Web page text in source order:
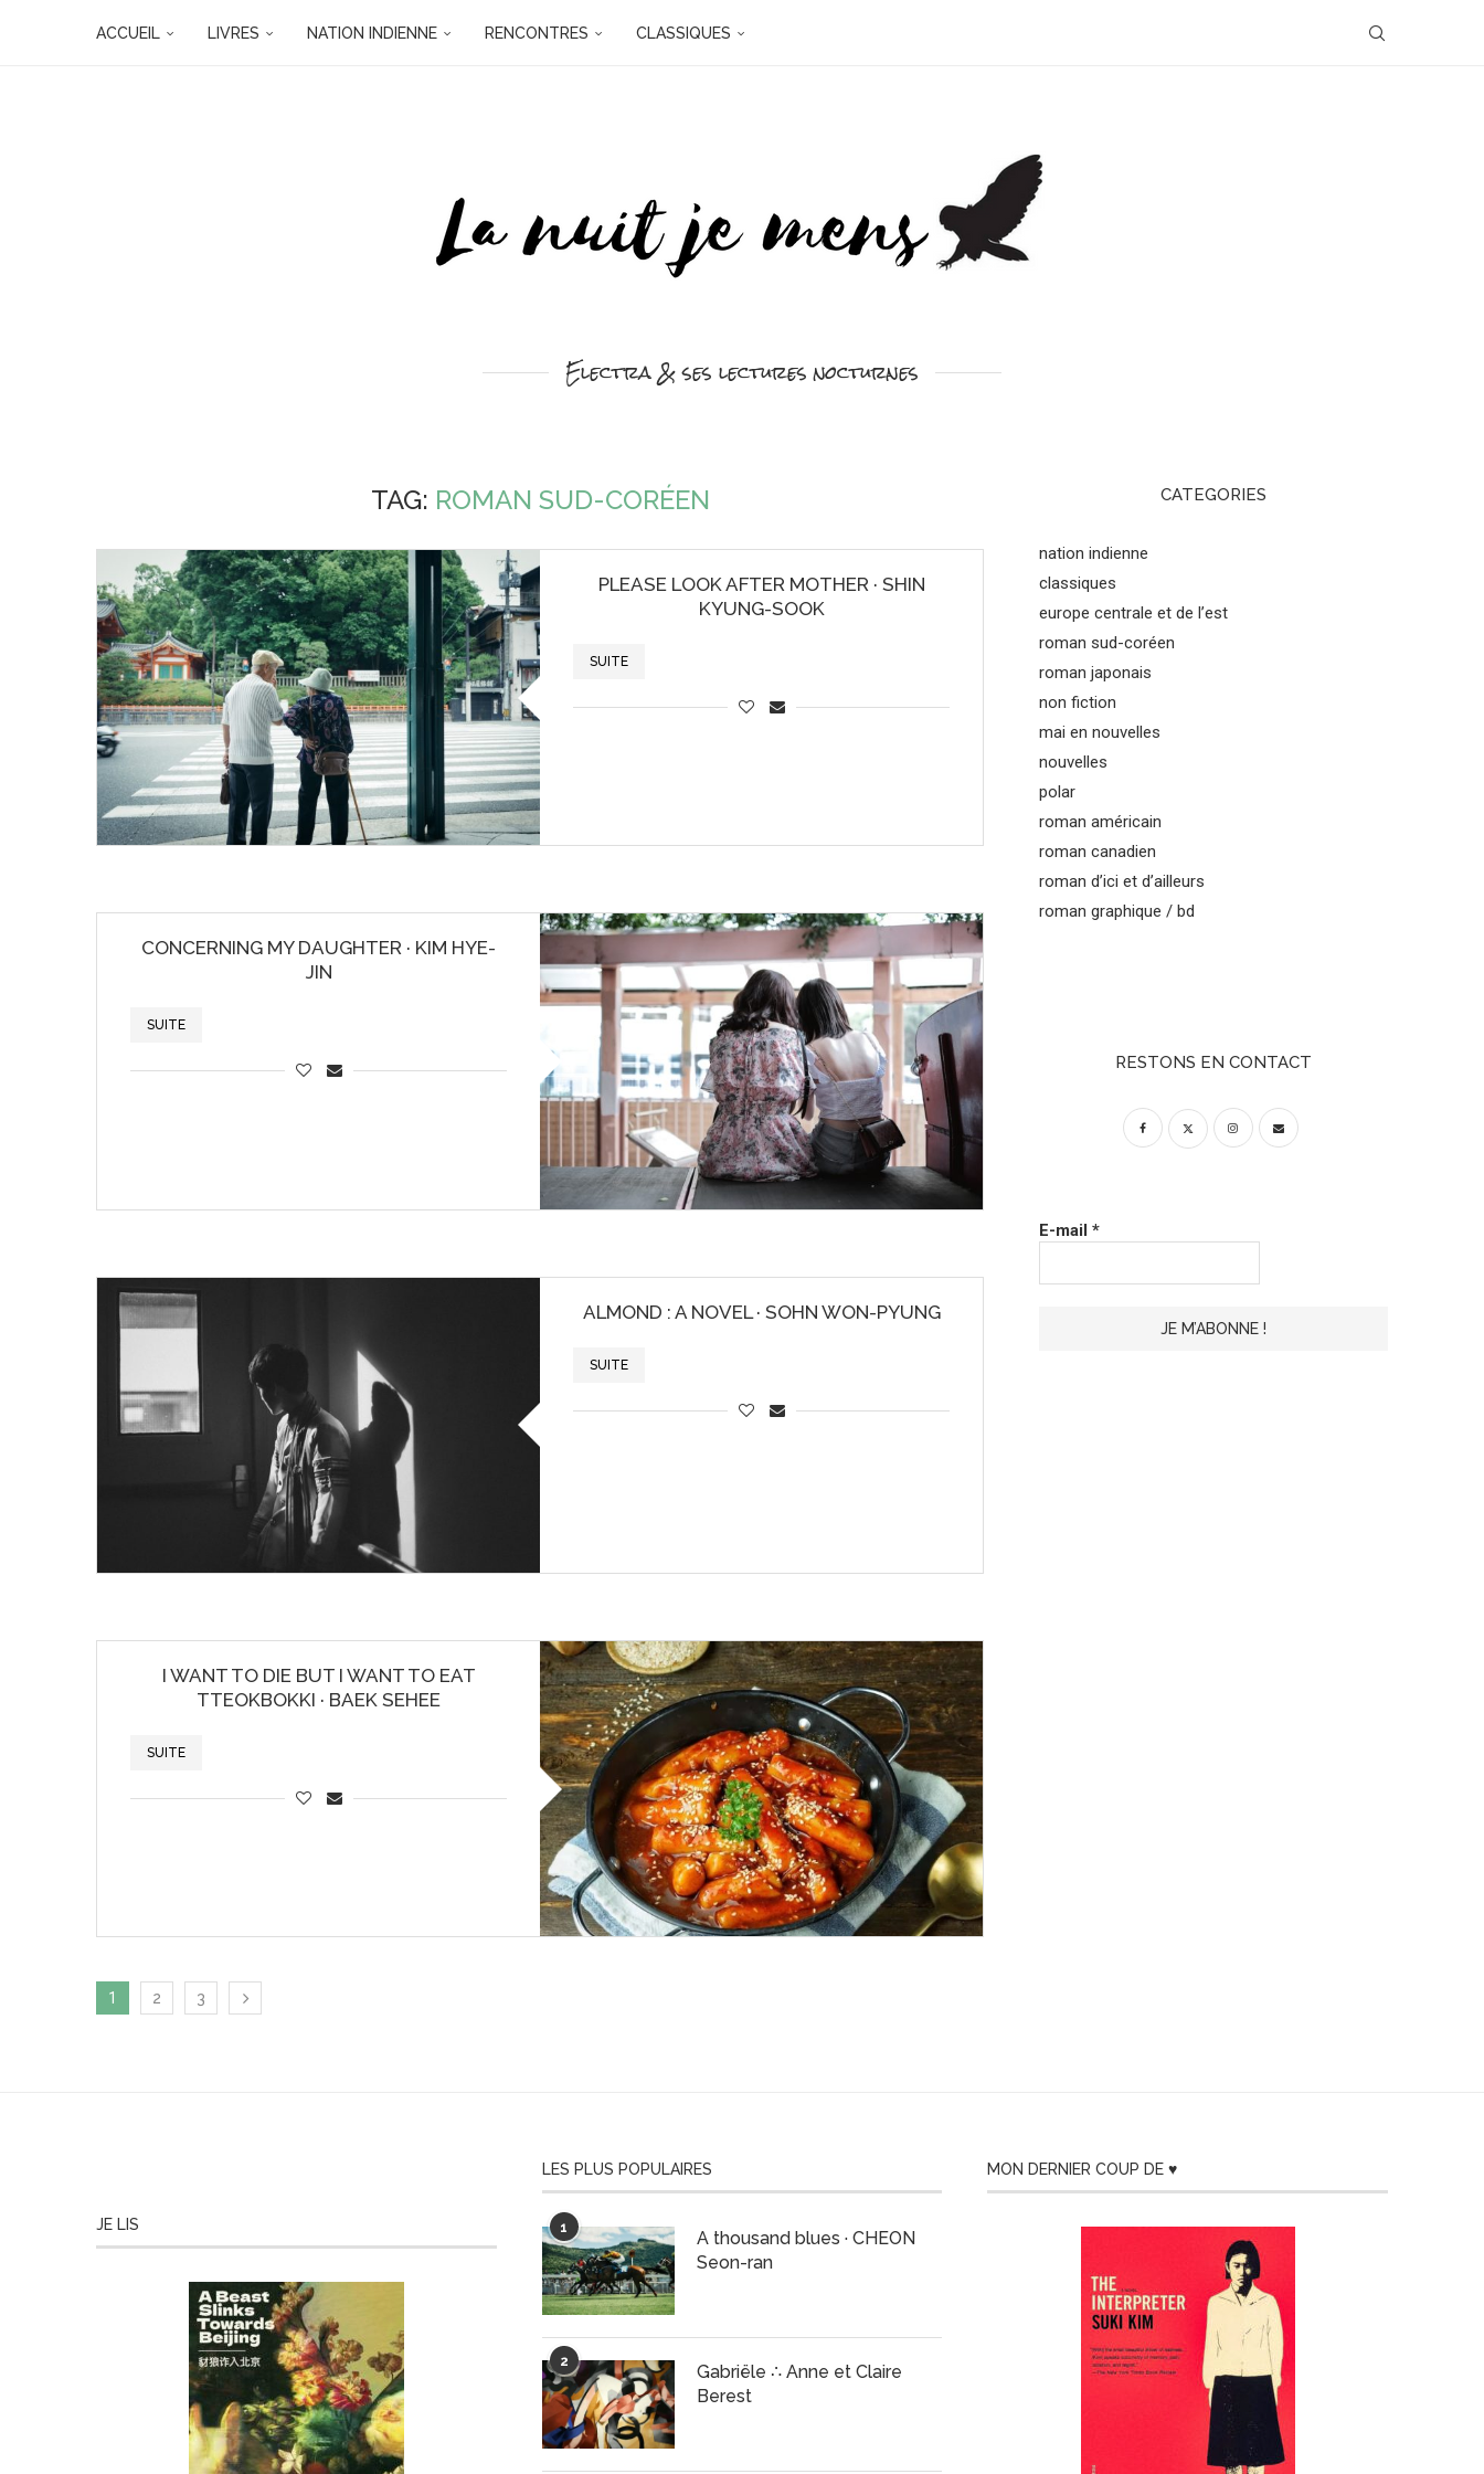
ACCUEIL LIVRES NATION INDIENNE RENCONTRES CLASSIQUES
Electra & ses lectures nocturnes
TAG: ROMAN SUD-CORÉEN
PLEASE LOOK AFTER MOTHER · SHIN
KYUNG-SOOK
SUITE
CONCERNING MY DAUGHTER · KIM HYE-
JIN
SUITE
ALMOND : A NOVEL · SOHN WON-PYUNG
SUITE
I WANT TO DIE BUT I WANT TO EAT
TTEOKBOKKI · BAEK SEHEE
SUITE
1 2 3
CATEGORIES
nation indienne
classiques
europe centrale et de l’est
roman sud-coréen
roman japonais
non fiction
mai en nouvelles
nouvelles
polar
roman américain
roman canadien
roman d’ici et d’ailleurs
roman graphique / bd
RESTONS EN CONTACT
E-mail*
JE LIS
LES PLUS POPULAIRES
1
A thousand blues · CHEON
Seon-ran
2
Gabriële ∴ Anne et Claire
Berest
MON DERNIER COUP DE ♥